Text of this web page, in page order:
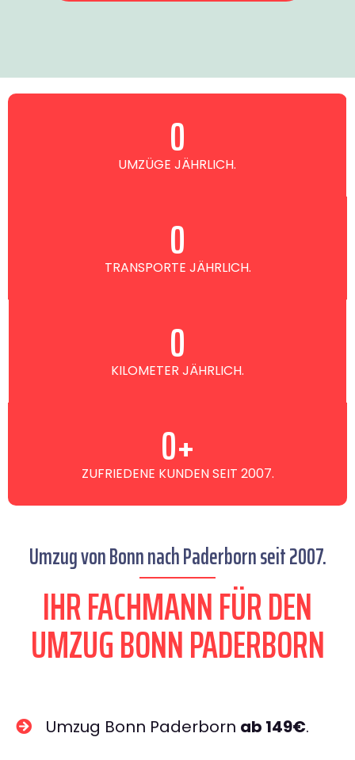
UMZÜGE JÄHRLICH.
0
TRANSPORTE JÄHRLICH.
0
KILOMETER JÄHRLICH.
0
ZUFRIEDENE KUNDEN SEIT 2007.
0+
Umzug von Bonn nach Paderborn seit 2007.
IHR FACHMANN FÜR DEN
UMZUG BONN PADERBORN
Umzug Bonn Paderborn ab 149€.